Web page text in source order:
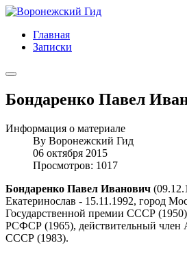
Главная
Записки
Бондаренко Павел
Информация о материале
By Воронежский Гид
06 октября 2015
Просмотров: 1017
Бондаренко Павел Иванович
Екатеринослав - 15.11.1992, город
Государственной премии СССР
РСФСР (1965), действительный член
СССР (1983).